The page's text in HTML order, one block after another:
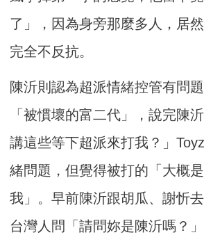
了」，因為身旁那麼多人，居
完全不反抗。
陳沂則認為超派情緒控管有問
「被慣壞的富二代」，說完陳
講這些等下超派來打我？」
緒問題，但覺得被打的「大概
我」。早前陳沂跟胡瓜、謝忻
台灣人問「請問妳是陳沂嗎？